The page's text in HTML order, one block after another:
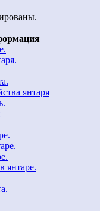
янтаря
янтаре.